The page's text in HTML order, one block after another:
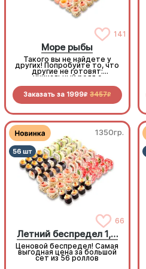
141
Море рыбы
Такого вы не найдете у
других! Попробуйте то, что
другие не готовят:
уникальный ролл с
мидии, нежную масляную
рыбу. Популярные начинки
тоже здесь! 68 кусочков
адекватной цене
Заказать за 1999R 3457R
1350гр.
66
Летний беспредел 1,5 кг
Ценовой беспредел! Самая
выгодная цена за большой
сет из 56 роллов